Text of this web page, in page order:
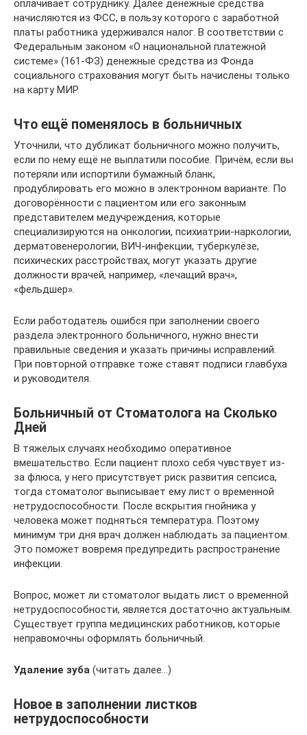
оплачивает сотруднику. Далее денежные средства
начисляются из ФСС, в пользу которого с заработной
платы работника удерживался налог. В соответствии с
Федеральным законом «О национальной платежной
системе» (161-ФЗ) денежные средства из Фонда
социального страхования могут быть начислены только
на карту МИР.
Что ещё поменялось в больничных
Уточнили, что дубликат больничного можно получить,
если по нему ещё не выплатили пособие. Причём, если вы
потеряли или испортили бумажный бланк,
продублировать его можно в электронном варианте. По
договорённости с пациентом или его законным
представителем медучреждения, которые
специализируются на онкологии, психиатрии-наркологии,
дерматовенерологии, ВИЧ-инфекции, туберкулёзе,
психических расстройствах, могут указать другие
должности врачей, например, «лечащий врач»,
«фельдшер».
Если работодатель ошибся при заполнении своего
раздела электронного больничного, нужно внести
правильные сведения и указать причины исправлений.
При повторной отправке тоже ставят подписи главбуха
и руководителя.
Больничный от Стоматолога на Сколько
Дней
В тяжелых случаях необходимо оперативное
вмешательство. Если пациент плохо себя чувствует из-
за флюса, у него присутствует риск развития сепсиса,
тогда стоматолог выписывает ему лист о временной
нетрудоспособности. После вскрытия гнойника у
человека может подняться температура. Поэтому
минимум три дня врач должен наблюдать за пациентом.
Это поможет вовремя предупредить распространение
инфекции.
Вопрос, может ли стоматолог выдать лист о временной
нетрудоспособности, является достаточно актуальным.
Существует группа медицинских работников, которые
неправомочны оформлять больничный.
Удаление зуба (читать далее…)
Новое в заполнении листков
нетрудоспособности